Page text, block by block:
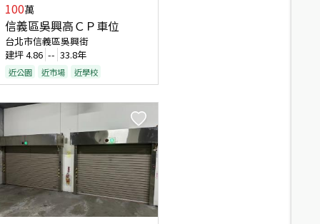
100萬
信義區吳興高ＣＰ車位
台北市信義區吳興街
建坪4.86 -- 33.8年
近公園 近市場 近學校